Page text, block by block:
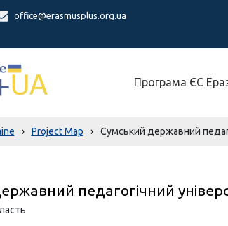
office@erasmusplus.org.ua
Програма ЄС
› Project Map › Сумський державний
педагогічний